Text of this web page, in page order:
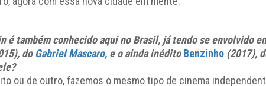
é também conhecido aqui no Brasil, já tendo se envolvido
do Gabriel Mascaro, e o ainda inéditoBenzinho (2017),
ou de outro, fazemos o mesmo tipo de cinema